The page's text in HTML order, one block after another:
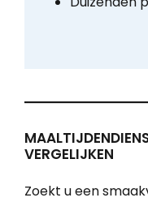
VERGELIJKEN
Zoekt u een